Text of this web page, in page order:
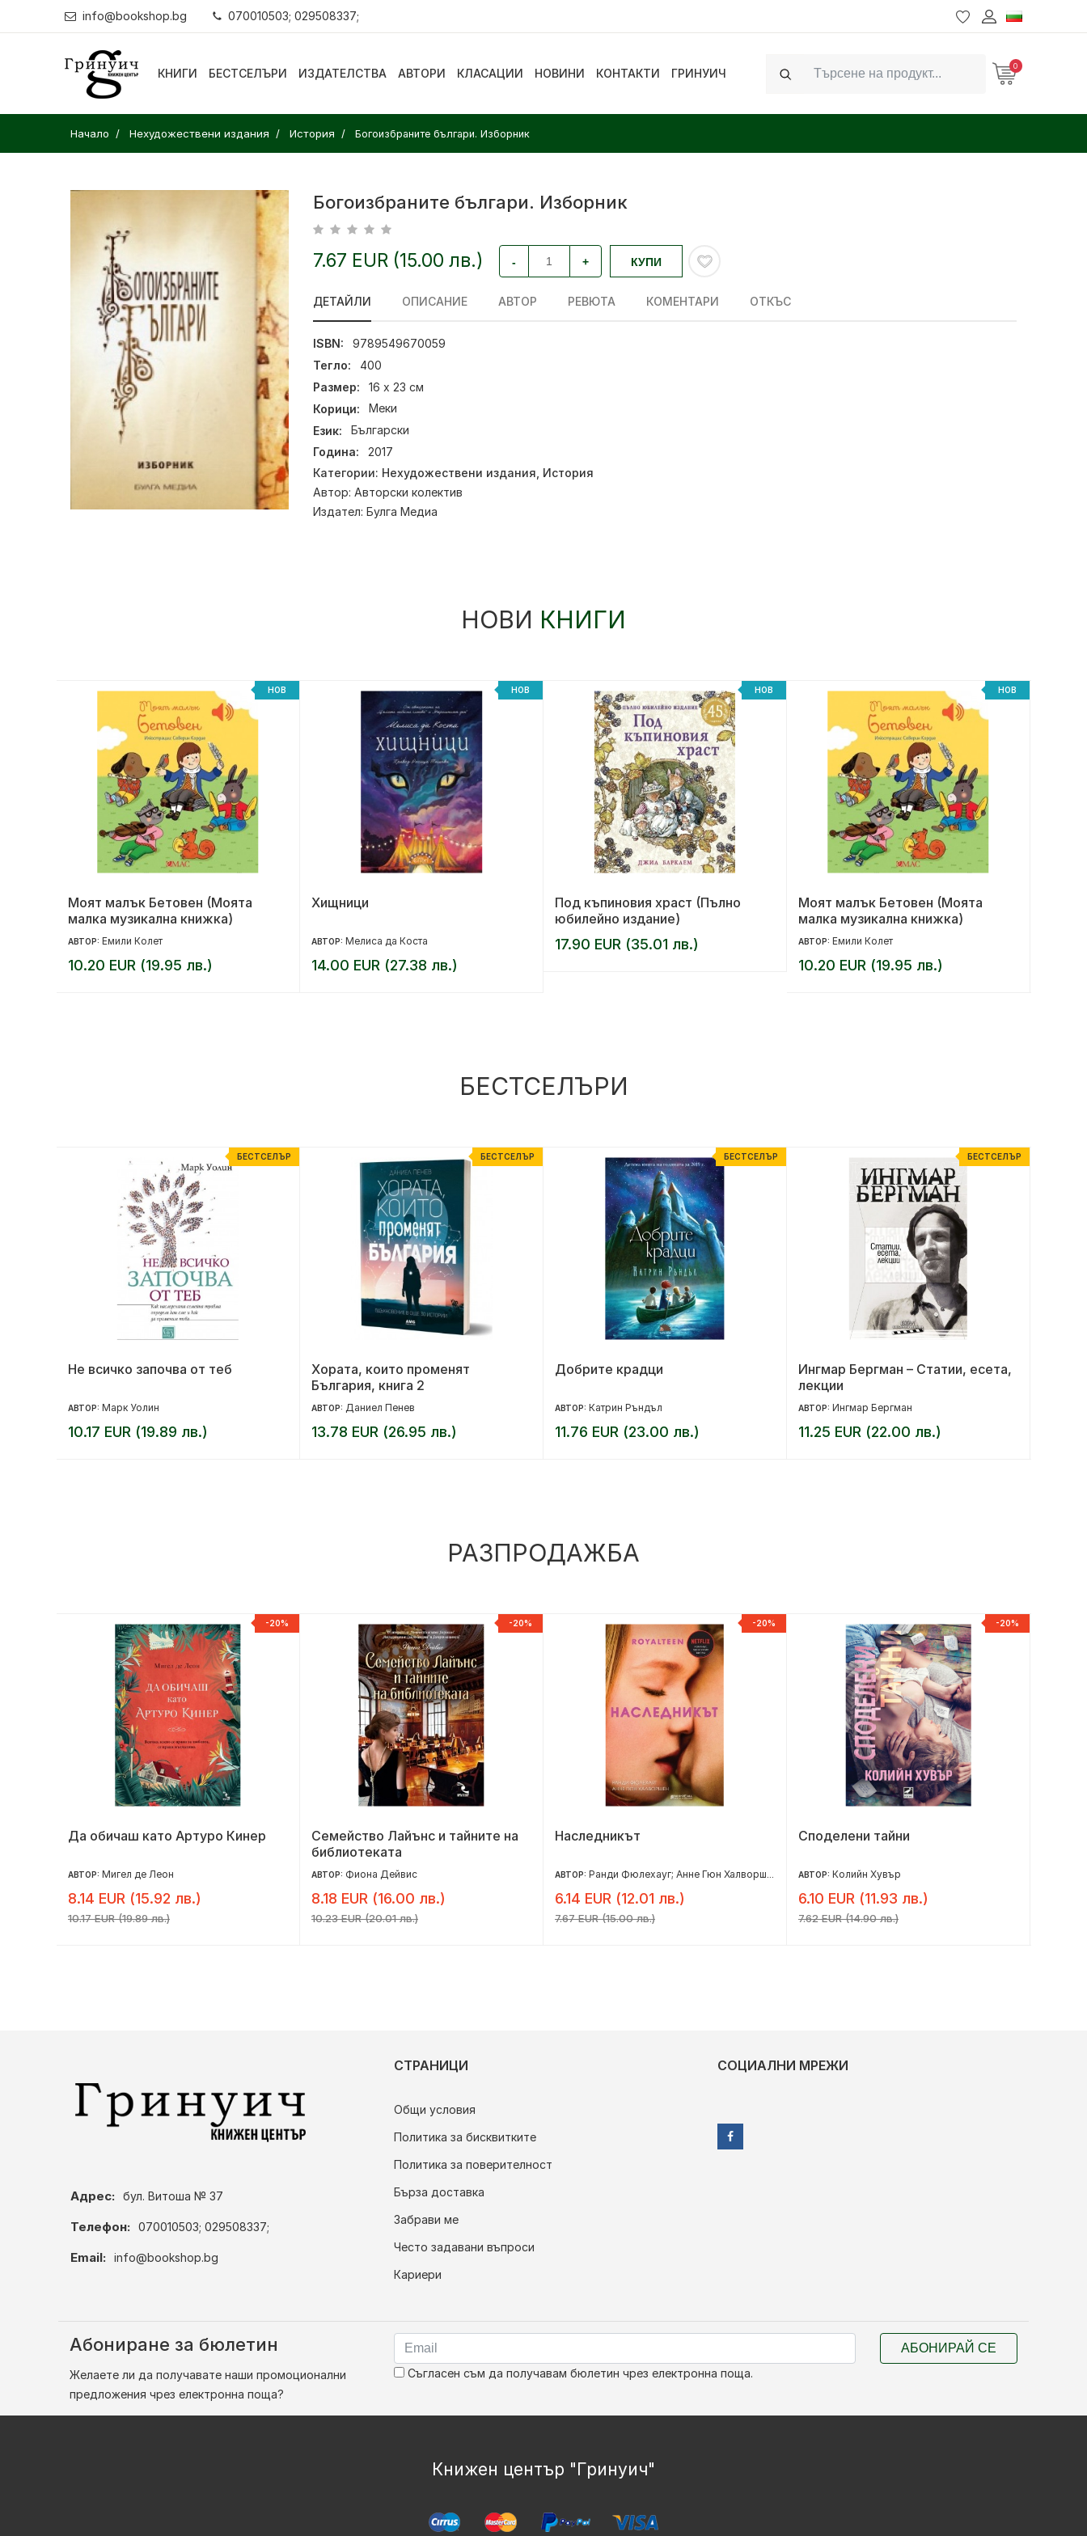
info@bookshop.bg 070010503; 029508337;
КНИГИ БЕСТСЕЛЪРИ ИЗДАТЕЛСТВА АВТОРИ КЛАСАЦИИ НОВИНИ КОНТАКТИ ГРИНУИЧ
Search
0
Начало Нехудожествени издания История Богоизбраните българи. Изборник
Богоизбраните българи. Изборник
7.67 EUR (15.00 лв.) - + КУПИ
ДЕТАЙЛИ ОПИСАНИЕ АВТОР РЕВЮТА КОМЕНТАРИ ОТКЪС
ISBN:
9789549670059
Тегло:
400
Размер:
16 x 23 см
Корици:
Меки
Език:
Български
Година:
2017
Категории: Нехудожествени издания История
Автор: Авторски колектив
Издател: Булга Медиа
НОВИ КНИГИ
НОВ
Моят малък Бетовен (Моята
малка музикална книжка)
АВТОР: Емили Колет
10.20 EUR (19.95 лв.)
НОВ
Хищници
АВТОР: Мелиса да Коста
14.00 EUR (27.38 лв.)
НОВ
Под къпиновия храст (Пълно
юбилейно издание)
17.90 EUR (35.01 лв.)
НОВ
Моят малък Бетовен (Моята
малка музикална книжка)
АВТОР: Емили Колет
10.20 EUR (19.95 лв.)
БЕСТСЕЛЪРИ
БЕСТСЕЛЪР
Не всичко започва от теб
АВТОР: Марк Уолин
10.17 EUR (19.89 лв.)
БЕСТСЕЛЪР
Хората, които променят
България, книга 2
АВТОР: Даниел Пенев
13.78 EUR (26.95 лв.)
БЕСТСЕЛЪР
Добрите крадци
АВТОР: Катрин Ръндъл
11.76 EUR (23.00 лв.)
БЕСТСЕЛЪР
Ингмар Бергман – Статии, есета,
лекции
АВТОР: Ингмар Бергман
11.25 EUR (22.00 лв.)
РАЗПРОДАЖБА
-20%
Да обичаш като Артуро Кинер
АВТОР: Мигел де Леон
8.14 EUR (15.92 лв.)
10.17 EUR (19.89 лв.)
-20%
Семейство Лайънс и тайните на
библиотеката
АВТОР: Фиона Дейвис
8.18 EUR (16.00 лв.)
10.23 EUR (20.01 лв.)
-20%
Наследникът
АВТОР: Ранди Фюлехауг; Анне Гюн Халворшен
6.14 EUR (12.01 лв.)
7.67 EUR (15.00 лв.)
-20%
Споделени тайни
АВТОР: Колийн Хувър
6.10 EUR (11.93 лв.)
7.62 EUR (14.90 лв.)
Адрес: бул. Витоша № 37
Телефон: 070010503; 029508337;
Email: info@bookshop.bg
СТРАНИЦИ
Общи условия
Политика за бисквитките
Политика за поверителност
Бърза доставка
Забрави ме
Често задавани въпроси
Кариери
СОЦИАЛНИ МРЕЖИ
Абониране за бюлетин
Желаете ли да получавате наши промоционални
предложения чрез електронна поща?
Съгласен съм да получавам бюлетин чрез електронна поща.
АБОНИРАЙ СЕ
Книжен център "Гринуич"